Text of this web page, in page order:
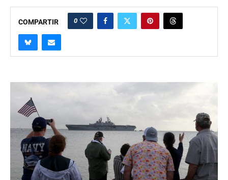
COMPARTIR 0